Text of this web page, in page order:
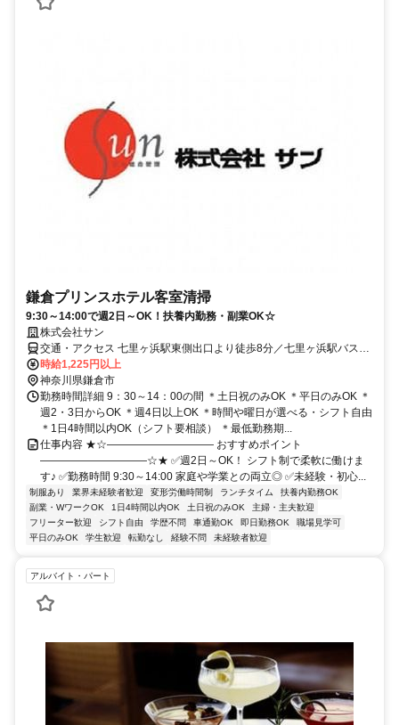
鎌倉プリンスホテル客室清掃
9:30～14:00で週2日～OK！扶養内勤務・副業OK☆
株式会社サン
交通・アクセス 七里ヶ浜駅東側出口より徒歩8分／七里ヶ浜駅バス停
より無料シャトルバスで約5分／路線バス「七里ヶ浜循環」乗車約5
分、「潮騒通り」停下車徒歩1分／朝比奈ICより車で30分／鎌倉駅よ
り車で20分
時給1,225円以上
神奈川県鎌倉市
勤務時間詳細 9：30～14：00の間 ＊土日祝のみOK ＊平日のみOK ＊
週2・3日からOK ＊週4日以上OK ＊時間や曜日が選べる・シフト自由
＊1日4時間以内OK（シフト要相談） ＊最低勤務期...
仕事内容 ★☆―――――――――― おすすめポイント
――――――――――☆★ ✅週2日～OK！ シフト制で柔軟に働けま
す♪ ✅勤務時間 9:30～14:00 家庭や学業との両立◎ ✅未経験・初心...
制服あり 業界未経験者歓迎 変形労働時間制 ランチタイム
扶養内勤務OK
副業・WワークOK
1日4時間以内OK 土日祝のみOK
主婦・主夫歓迎
フリーター歓迎
シフト自由 学歴不問 車通勤OK 即日勤務OK
職場見学可
平日のみOK
学生歓迎 転勤なし 経験不問 未経験者歓迎
アルバイト・パート